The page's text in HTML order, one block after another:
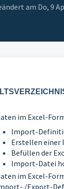
am Do, 9
im Excel-
Import-
Erstellen
Befüllen der
Import-Datei
im Excel-
/Export-